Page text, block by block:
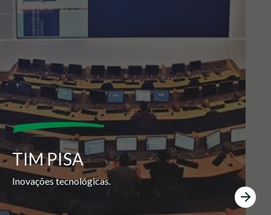
TIM PISA
Inovações tecnológicas.